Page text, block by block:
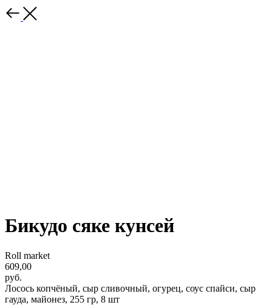
Бикудо сяке кунсей
Roll market
609,00
руб.
Лосось копчёный, сыр сливочный, огурец, соус спайси, сыр
гауда, майонез, 255 гр, 8 шт